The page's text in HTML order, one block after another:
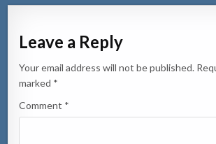
Leave a Reply
Your email address will not be published.
marked *
Comment *